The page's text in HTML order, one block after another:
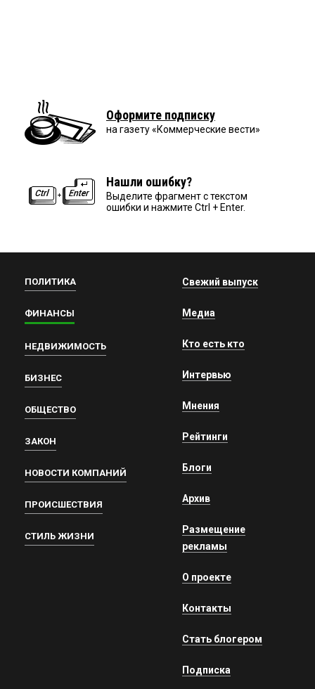
Оформите подписку
на газету «Коммерческие вести»
Нашли ошибку?
Выделите фрагмент с текстом
ошибки и нажмите Ctrl + Enter.
ПОЛИТИКА
ФИНАНСЫ
НЕДВИЖИМОСТЬ
БИЗНЕС
ОБЩЕСТВО
ЗАКОН
НОВОСТИ КОМПАНИЙ
ПРОИСШЕСТВИЯ
СТИЛЬ ЖИЗНИ
Свежий выпуск
Медиа
Кто есть кто
Интервью
Мнения
Рейтинги
Блоги
Архив
Размещение
рекламы
О проекте
Контакты
Стать блогером
Подписка